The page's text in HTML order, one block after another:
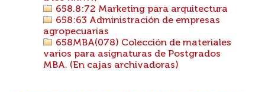
658.8:72 Marketing para arquitectura
658:63 Administración de empresas
agropecuarias
658MBA(078) Colección de materiales
varios para asignaturas de Postgrados
MBA. (En cajas archivadoras)